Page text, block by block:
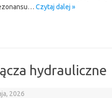
Czytaj dalej »
hydrauliczne
2026